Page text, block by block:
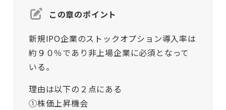
この章のポイント
新規IPO企業のストックオプション導入率は
約９０％であり非上場企業に必須となって
いる。
理由は以下の２点にある
①株価上昇機会